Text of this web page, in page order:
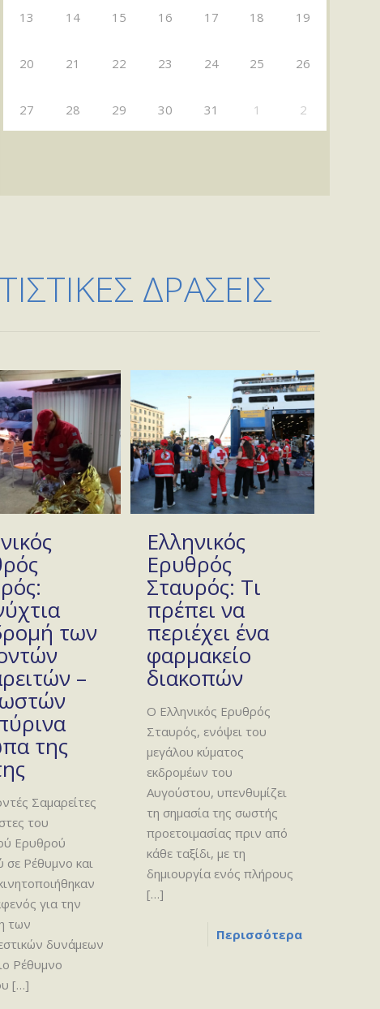
13 14 15 16 17 18 19
20 21 22 23 24 25 26
27 28 29 30 31 1 2
ΔΡΑΣΕΙΣ
των
–
της
Σαμαρείτες
του
Ερυθρού
σε Ρέθυμνο και
για την
των
δυνάμεων
Ρέθυμνο
[…]
Ελληνικός
Ερυθρός
Σταυρός: Τι
πρέπει να
περιέχει ένα
φαρμακείο
διακοπών
Ο Ελληνικός Ερυθρός
Σταυρός, ενόψει του
μεγάλου κύματος
εκδρομέων του
Αυγούστου, υπενθυμίζει
τη σημασία της σωστής
προετοιμασίας πριν από
κάθε ταξίδι, με τη
δημιουργία ενός πλήρους
[…]
Περισσότερα